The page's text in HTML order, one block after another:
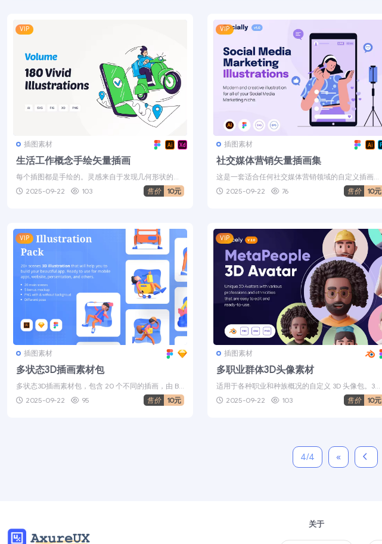
VIP
插图素材
生活工作概念手绘矢量插画
每个插图都是手绘的。灵感来自于发现几何形状的生
2025-09-22 103 售价 10元
VIP
插图素材
社交媒体营销矢量插画集
这是一套适合任何社交媒体营销领域的自定义插画。
2025-09-22 76 售价 10元
VIP
插图素材
多状态3D插画素材包
多状态3D插画素材包，包含 20 个不同的插画，由 Bl
2025-09-22 95 售价 10元
VIP
插图素材
多职业群体3D头像素材
适用于各种职业和种族概况的自定义 3D 头像包。3D
2025-09-22 103 售价 10元
4/4 «
关于